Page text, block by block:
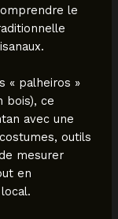
le
« palheiros »
bois), ce
avec une
outils
mesurer
en